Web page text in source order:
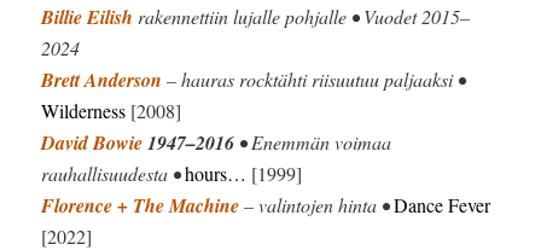
Billie Eilish rakennettiin lujalle pohjalle • Vuodet 2015–
2024
Brett Anderson – hauras rocktähti riisuutuu paljaaksi •
Wilderness [2008]
David Bowie1947–2016 • Enemmän voimaa
rauhallisuudesta •hours… [1999]
Florence + The Machine– valintojen hinta •Dance Fever
[2022]